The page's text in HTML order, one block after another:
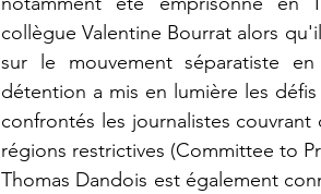
collègue Valentine Bourrat alors
sur le mouvement séparatiste
détention a mis en lumière les
confrontés les journalistes couvrant
régions restrictives​ (Committee to
Thomas Dandois est également